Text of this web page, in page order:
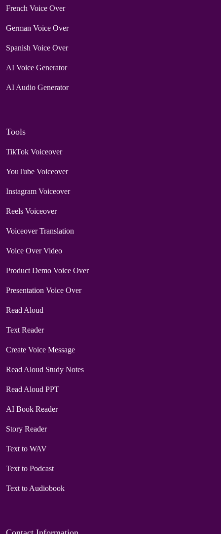
French Voice Over
German Voice Over
Spanish Voice Over
AI Voice Generator
AI Audio Generator
Tools
TikTok Voiceover
YouTube Voiceover
Instagram Voiceover
Reels Voiceover
Voiceover Translation
Voice Over Video
Product Demo Voice Over
Presentation Voice Over
Read Aloud
Text Reader
Create Voice Message
Read Aloud Study Notes
Read Aloud PPT
AI Book Reader
Story Reader
Text to WAV
Text to Podcast
Text to Audiobook